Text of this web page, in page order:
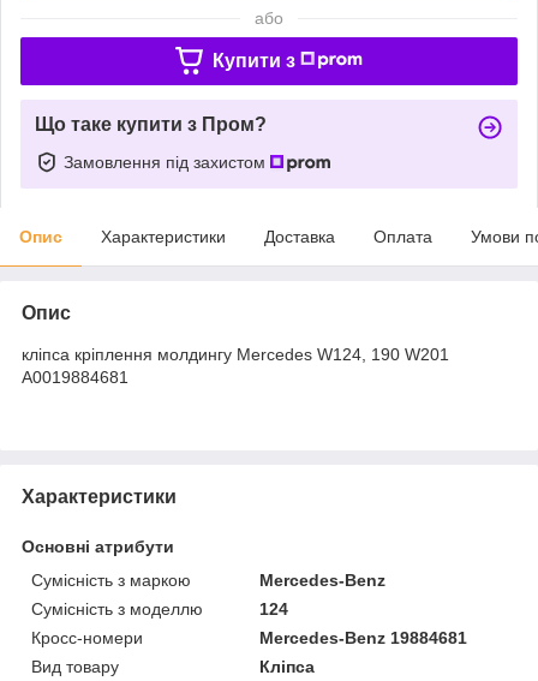
або
Купити з
Що таке купити з Пром?
Замовлення під захистом
Опис Характеристики Доставка Оплата Умови
Опис
кліпса кріплення молдингу Mercedes W124, 190 W201
A0019884681
Характеристики
Основні атрибути
Сумісність з маркою
Mercedes-Benz
Сумісність з моделлю
124
Кросс-номери
Mercedes-Benz 19884681
Вид товару
Кліпса